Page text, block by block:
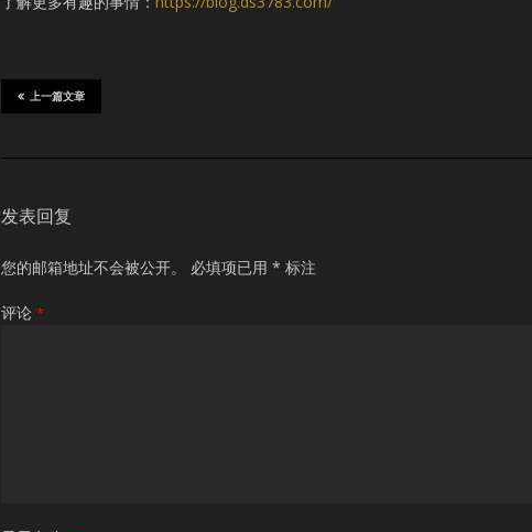
上一篇文章
发表回复
您的邮箱地址不会被公开。 必填项已用 * 标注
评论 *